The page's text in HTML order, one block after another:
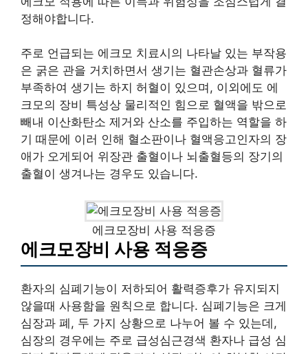
정해야합니다.
주로 언급되는 에크모 치료시의 나타날 있는 부작용
은 굵은 관을 거치하면서 생기는 혈관손상과 혈류가
부족하여 생기는 하지 허혈이 있으며, 이외에도 에
크모의 장비 특성상 물리적인 힘으로 혈액을 밖으로
빼내 이산화탄소 제거와 산소를 주입하는 역할을 하
기 때문에 이러 인해 혈소판이나 혈액응고인자의 장
애가 오게되어 위장관 출혈이나 뇌출혈등의 장기의
출혈이 생겨나는 경우도 있습니다.
에크모장비 사용 적응증
에크모장비 사용 적응증
환자의 심폐기능이 저하되어 활력증후가 유지되지
않을때 사용함을 원칙으로 합니다. 심폐기능은 크게
심장과 폐, 두 가지 상황으로 나누어 볼 수 있는데,
심장의 경우에는 주로 급성심근경색 환자나 급성 심